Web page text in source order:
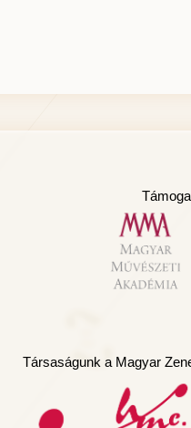
Társaságunk a Magyar